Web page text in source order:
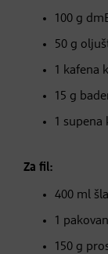
100 g
50 g
1 kafena
15 g
1 supena
Za fil:
400 ml
1
150 g